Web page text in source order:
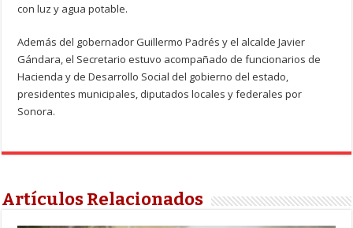
con luz y agua potable.
Además del gobernador Guillermo Padrés y el alcalde Javier
Gándara, el Secretario estuvo acompañado de funcionarios de
Hacienda y de Desarrollo Social del gobierno del estado,
presidentes municipales, diputados locales y federales por
Sonora.
Artículos Relacionados